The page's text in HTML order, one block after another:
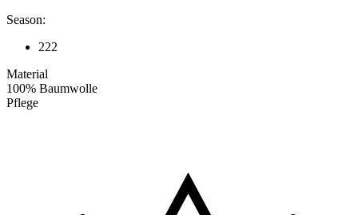
Season:
222
Material
100% Baumwolle
Pflege